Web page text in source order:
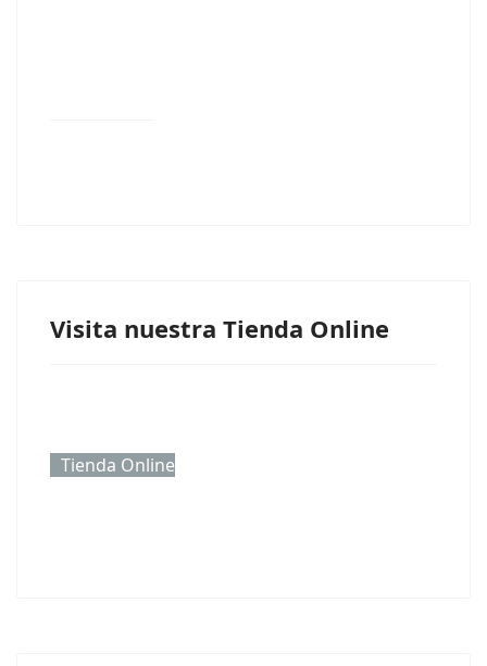
Visita nuestra Tienda Online
Tienda Online